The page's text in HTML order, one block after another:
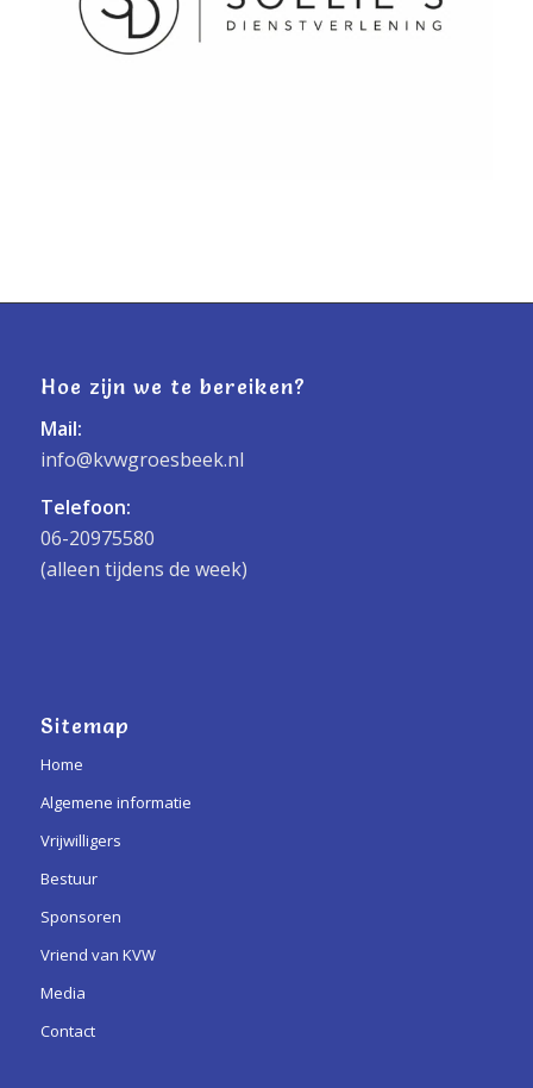
Hoe zijn we te bereiken?
Mail:
info@kvwgroesbeek.nl
Telefoon:
06-20975580
(alleen tijdens de week)
Sitemap
Home
Algemene informatie
Vrijwilligers
Bestuur
Sponsoren
Vriend van KVW
Media
Contact